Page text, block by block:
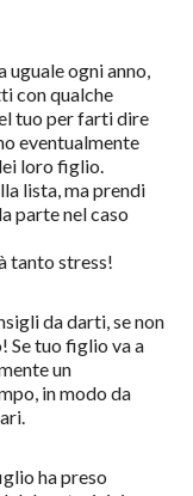
ogni anno,
con qualche
tuo per farti dire
eventualmente
loro figlio.
lista, ma prendi
parte nel caso
tanto stress!
da darti, se non
Se tuo figlio va a
un
in modo da
ha preso